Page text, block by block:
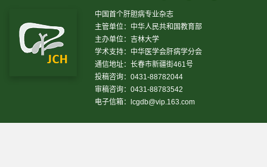
中国首个肝胆病专业杂志
主管单位：中华人民共和国教育部
主办单位：吉林大学
学术支持：中华医学会肝病学分会
通信地址：长春市新疆街461号
投稿咨询：0431-88782044
审稿咨询：0431-88783542
电子信箱：
lcgdb@vip.163.com